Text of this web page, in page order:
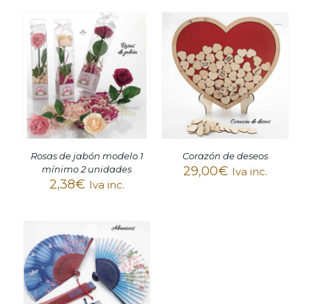
Rosas de jabón modelo 1
mínimo 2 unidades
2,38€ Iva inc.
Corazón de deseos
29,00€ Iva inc.